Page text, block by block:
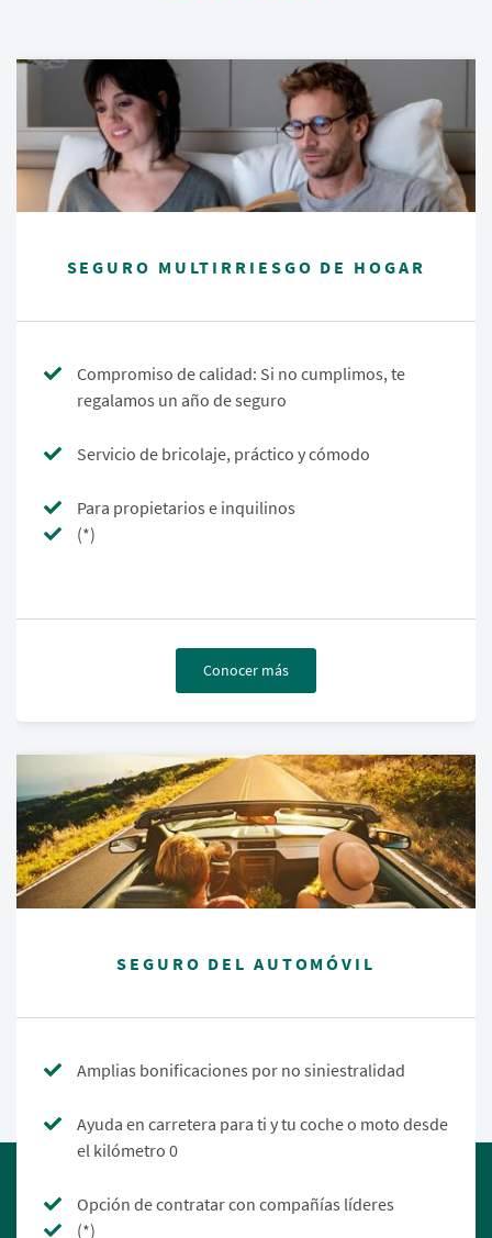
SEGURO MULTIRRIESGO DE HOGAR
Compromiso de calidad: Si no cumplimos, te
regalamos un año de seguro
Servicio de bricolaje, práctico y cómodo
Para propietarios e inquilinos
(*)
Conocer más
SEGURO DEL AUTOMÓVIL
Amplias bonificaciones por no siniestralidad
Ayuda en carretera para ti y tu coche o moto desde
el kilómetro 0
Opción de contratar con compañías líderes
(*)